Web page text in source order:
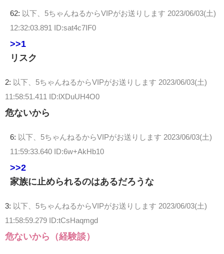
62: 以下、5ちゃんねるからVIPがお送りします 2023/06/03(土)
12:32:03.891 ID:sat4c7IF0
>>1
リスク
2: 以下、5ちゃんねるからVIPがお送りします 2023/06/03(土)
11:58:51.411 ID:lXDuUH4O0
危ないから
6: 以下、5ちゃんねるからVIPがお送りします 2023/06/03(土)
11:59:33.640 ID:6w+AkHb10
>>2
家族に止められるのはあるだろうな
3: 以下、5ちゃんねるからVIPがお送りします 2023/06/03(土)
11:58:59.279 ID:tCsHaqmgd
危ないから（経験談）